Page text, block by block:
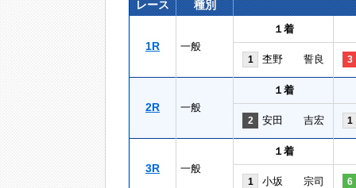
レース 種別
1R 一般
１着
1 杢野 誓良 3
2R 一般
１着
2 安田 吉宏 1
3R 一般
１着
1 小坂 宗司 6